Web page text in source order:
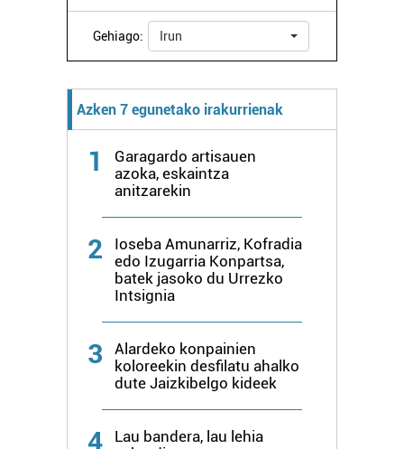
Gehiago: Irun
Azken 7 egunetako irakurrienak
1
Garagardo artisauen
azoka, eskaintza
anitzarekin
2
Ioseba Amunarriz, Kofradia
edo Izugarria Konpartsa,
batek jasoko du Urrezko
Intsignia
3
Alardeko konpainien
koloreekin desfilatu ahalko
dute Jaizkibelgo kideek
4
Lau bandera, lau lehia